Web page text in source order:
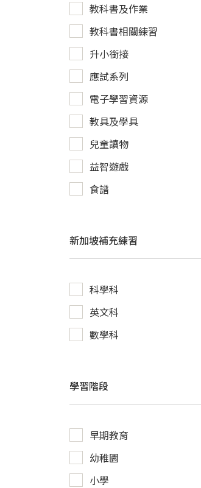
教科書及作業
教科書相關練習
升小銜接
應試系列
電子學習資源
教具及學具
兒童讀物
益智遊戲
食譜
新加坡補充練習
科學科
英文科
數學科
學習階段
早期教育
幼稚園
小學